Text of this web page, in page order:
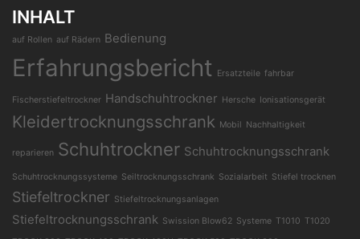
INHALT
auf Rollen auf Rädern Bedienung
Erfahrungsbericht Ersatzteile fahrbar
Fischerstiefeltrockner Handschuhtrockner Hersche Ionisationsgerät
Kleidertrocknungsschrank Mobil Nachhaltigkeit
reparieren Schuhtrockner Schuhtrocknungsschrank
Schuhtrocknungssysteme Seiltrocknungsschrank Sozialarbeit Stiefel trocknen
Stiefeltrockner Stiefeltrocknungsanlagen
Stiefeltrocknungsschrank Swission Blow62 Systeme T1010 T1020